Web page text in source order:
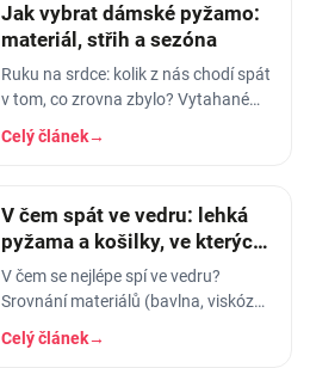
Jak vybrat dámské pyžamo:
materiál, střih a sezóna
Ruku na srdce: kolik z nás chodí spát
v tom, co zrovna zbylo? Vytahané
tričko po manželovi, staré legíny,
jedna nohavice nahoře, druhá dole.
Celý článek→
V čem spát ve vedru: lehká
pyžama a košilky, ve kterých
se nezapaříte
V čem se nejlépe spí ve vedru?
Srovnání materiálů (bavlna, viskóza,
len, hedvábí) a tipy na lehká letní
pyžama a noční košilky, ve kterých
Celý článek→